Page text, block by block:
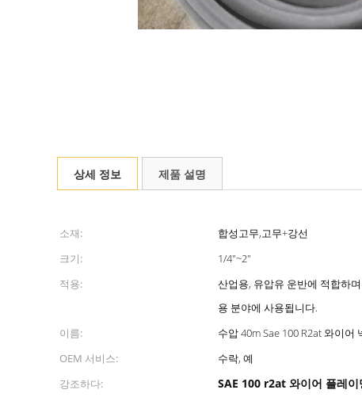
상세 정보 제품 설명
소재: 합성고무,고무+강선
크기:
1/4"~2"
적용:
산업용, 유압유 운반에 적합하
용 분야에 사용됩니다.
이름: 수압 40m Sae 100 R2at 와이어
OEM 서비스:
수락, 예
강조하다:
SAE 100 r2at 와이어 플레이